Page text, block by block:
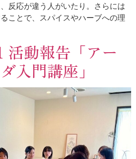
反応が違う人がいたり。さらには
ことで、スパイスやハーブへの理
動報告「アー
入門講座」